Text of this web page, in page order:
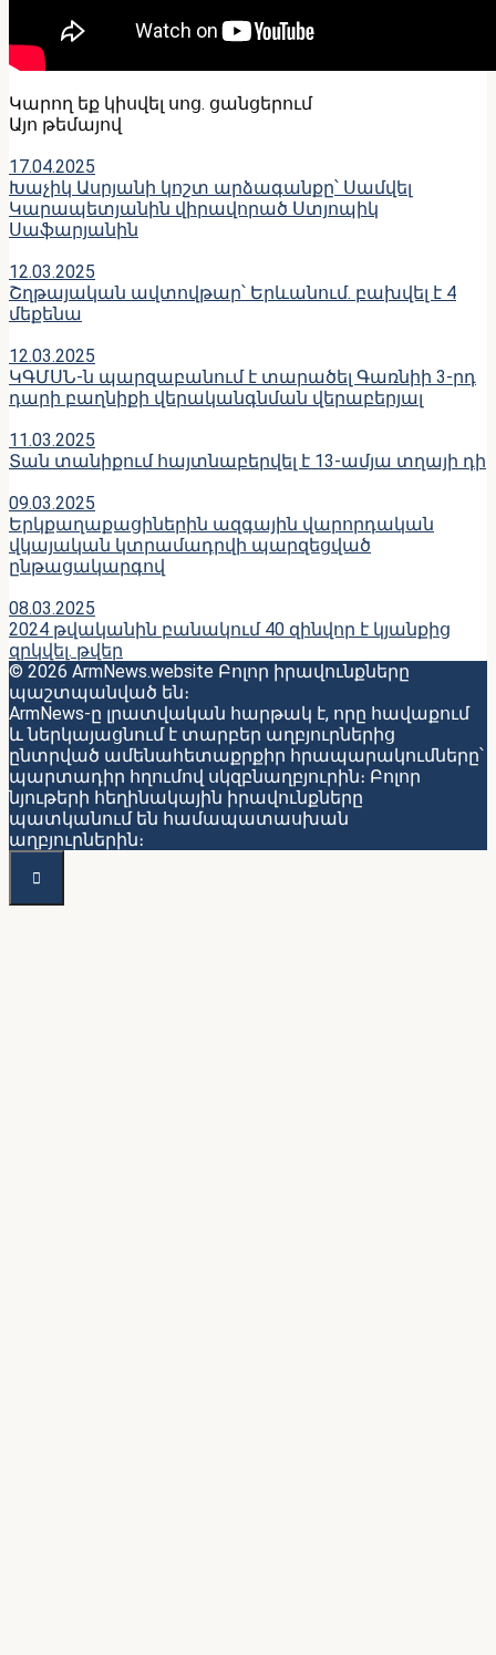
Կարող եք կիսվել սոց․ ցանցերում
Այո թեմայով
17.04.2025
Խաչիկ Ասրյանի կոշտ արձագանքը՝ Սամվել
Կարապետյանին վիրավորած Ստյոպիկ
Սաֆարյանին
12.03.2025
Շղթայական ավտովթար՝ Երևանում. բախվել է 4
մեքենա
12.03.2025
ԿԳՄՍՆ-ն պարզաբանում է տարածել Գառնիի 3-րդ
դարի բաղնիքի վերականգնման վերաբերյալ
11.03.2025
Տան տանիքում հայտնաբերվել է 13-ամյա տղայի դի
09.03.2025
Երկքաղաքացիներին ազգային վարորդական
վկայական կտրամադրվի պարզեցված
ընթացակարգով
08.03.2025
2024 թվականին բանակում 40 զինվոր է կյանքից
զրկվել. թվեր
© 2026 ArmNews.website Բոլոր իրավունքները
պաշտպանված են։
ArmNews-ը լրատվական հարթակ է, որը հավաքում
և ներկայացնում է տարբեր աղբյուրներից
ընտրված ամենահետաքրքիր հրապարակումները՝
պարտադիր հղումով սկզբնաղբյուրին։ Բոլոր
նյութերի հեղինակային իրավունքները
պատկանում են համապատասխան
աղբյուրներին։